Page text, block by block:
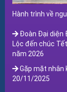
nhà trường giai
Thông báo về
năm 2024
Hành trình về
Đoàn Đại diện
Lộc đến chúc Tết
năm 2026
Gặp mặt nhân
20/11/2025